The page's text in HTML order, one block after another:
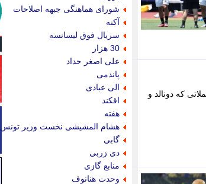
که دونالد و
شورای هماهنگی جبهه اصلاحات
آکنه
سریال فوق لیسانسه
30 هزار
علی اصغر حداد
پاندمی
الی عبادی
اقکند
هفته
هشام المشیشی نخست وزیر تونس
گابی
دی زربی
منابع گازی
وحدت هنانوف